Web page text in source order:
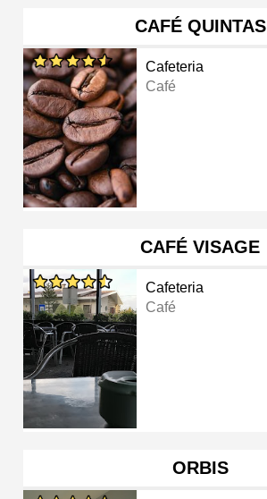
CAFÉ QUINTAS
Cafeteria
Café
CAFÉ VISAGE
Cafeteria
Café
ORBIS